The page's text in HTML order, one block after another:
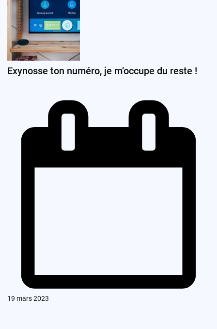
Exynosse ton numéro, je m’occupe du reste !
19 mars 2023